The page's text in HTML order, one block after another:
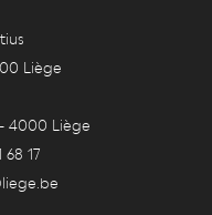
Liège
4000 Liège
68 17